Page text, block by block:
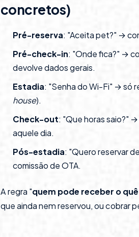
concretos)
Pré-reserva: "Aceita pet?" →
Pré-check-in: "Onde fica?" →
devolve dados gerais.
Estadia: "Senha do Wi-Fi" → só
house).
Check-out: "Que horas saio?"
aquele dia.
Pós-estadia: "Quero reservar
comissão de OTA.
A regra "quem pode receber o
que ainda nem reservou, ou cobrar